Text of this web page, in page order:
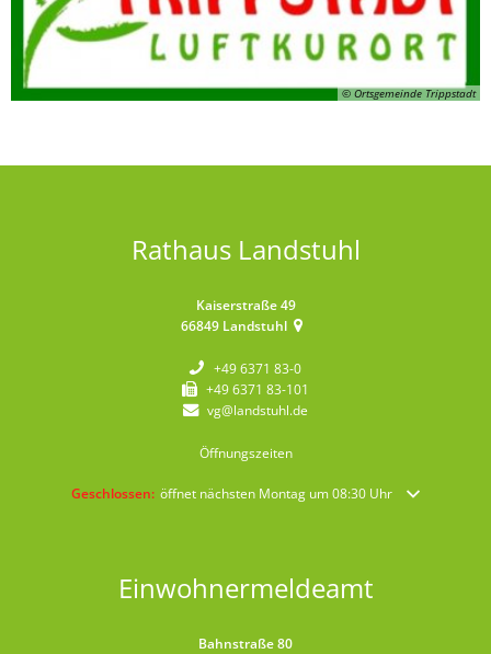
© Ortsgemeinde Trippstadt
Rathaus Landstuhl
Kaiserstraße 49
66849 Landstuhl
+49 6371 83-0
+49 6371 83-101
vg@landstuhl.de
Öffnungszeiten
Klicken, um weitere Öffnungs- oder Schließzeiten auszublenden
Geschlossen: öffnet nächsten Montag um 08:30 Uhr
Einwohnermeldeamt
Bahnstraße 80